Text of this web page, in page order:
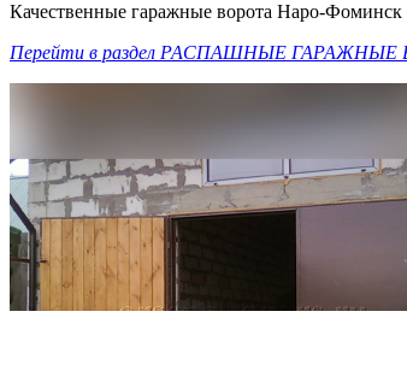
Качественные гаражные ворота Наро-Фоминск
Перейти в раздел РАСПАШНЫЕ ГАРАЖНЫЕ